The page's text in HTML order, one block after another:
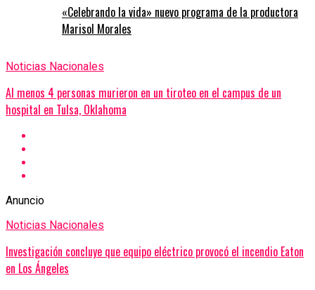
«Celebrando la vida» nuevo programa de la productora
Marisol Morales
Noticias Nacionales
Al menos 4 personas murieron en un tiroteo en el campus de un
hospital en Tulsa, Oklahoma
Anuncio
Noticias Nacionales
Investigación concluye que equipo eléctrico provocó el incendio Eaton
en Los Ángeles